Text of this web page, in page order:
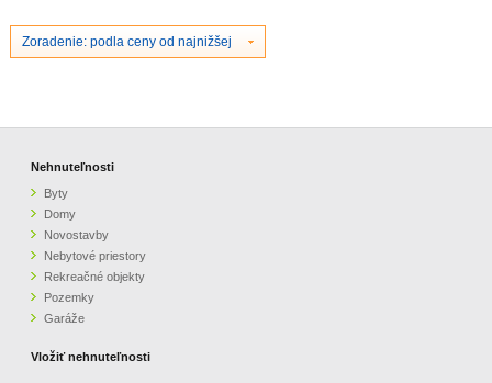
NEBYTOVÉ PRIESTORY
GARÁŽE
REGISTRÁCIA
ČLÁNKY O REALITÁCH
O NÁS
CENNÍK REALITNEJ INZERCIE
ZVÝRAZNENIE REALITNÝCH INZERÁTOV
Zoradenie: podla ceny od najnižšej
Nehnuteľnosti
Byty
Domy
Novostavby
Nebytové priestory
Rekreačné objekty
Pozemky
Garáže
Vložiť nehnuteľnosti